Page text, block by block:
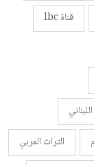
قناة lbc
التراث العربي